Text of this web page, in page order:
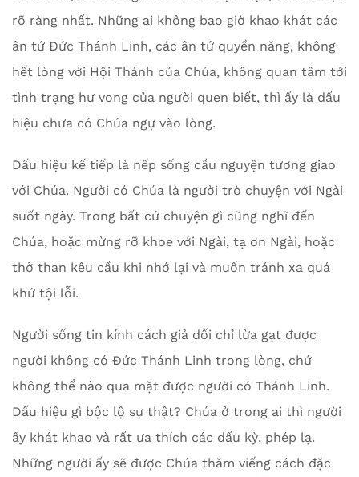
rõ ràng nhất. Những ai không bao giờ khao khát các
ân tứ Đức Thánh Linh, các ân tứ quyền năng, không
hết lòng với Hội Thánh của Chúa, không quan tâm tới
tình trạng hư vong của người quen biết, thì ấy là dấu
hiệu chưa có Chúa ngự vào lòng.
Dấu hiệu kế tiếp là nếp sống cầu nguyện tương giao
với Chúa. Người có Chúa là người trò chuyện với Ngài
suốt ngày. Trong bất cứ chuyện gì cũng nghĩ đến
Chúa, hoặc mừng rỡ khoe với Ngài, tạ ơn Ngài, hoặc
thở than kêu cầu khi nhớ lại và muốn tránh xa quá
khứ tội lỗi.
Người sống tin kính cách giả dối chỉ lừa gạt được
người không có Đức Thánh Linh trong lòng, chứ
không thể nào qua mặt được người có Thánh Linh.
Dấu hiệu gì bộc lộ sự thật? Chúa ở trong ai thì người
ấy khát khao và rất ưa thích các dấu kỳ, phép lạ.
Những người ấy sẽ được Chúa thăm viếng cách đặc